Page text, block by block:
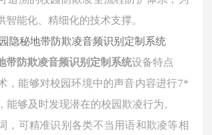
智能化、精细化的技术支撑。
带防欺凌音频识别定制系统设备特点
，能够对校园环境中的声音内容进行7*
能够及时发现潜在的校园欺凌行为。
，可精准识别各类不当用语和欺凌等相